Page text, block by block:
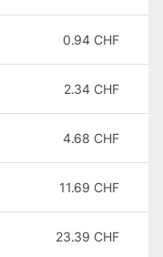
0.94 CHF
2.34 CHF
4.68 CHF
11.69 CHF
23.39 CHF